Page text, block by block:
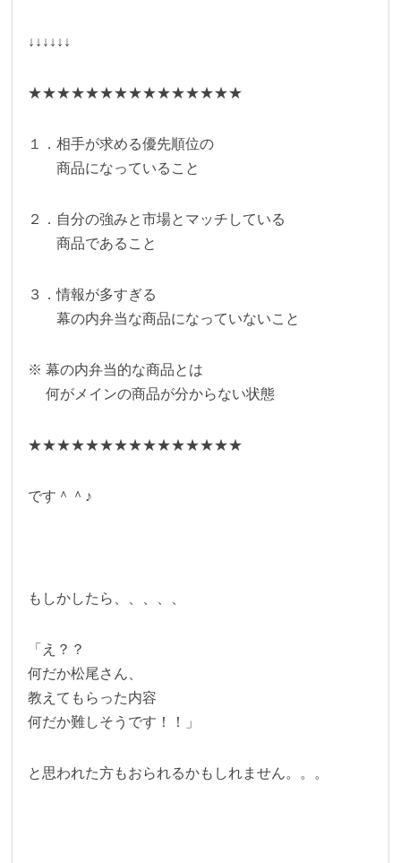
↓↓↓↓↓↓
★★★★★★★★★★★★★★★
１．相手が求める優先順位の
商品になっていること
２．自分の強みと市場とマッチしている
商品であること
３．情報が多すぎる
幕の内弁当な商品になっていないこと
※ 幕の内弁当的な商品とは
何がメインの商品が分からない状態
★★★★★★★★★★★★★★★
です＾＾♪
もしかしたら、、、、、
「え？？
何だか松尾さん、
教えてもらった内容
何だか難しそうです！！」
と思われた方もおられるかもしれません。。。